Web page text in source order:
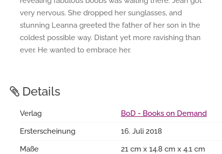
very nervous. She dropped her sunglasses, and
stunning Leanna greeted the father of her son in the
coldest possible way. Distant yet more ravishing than
ever. He wanted to embrace her.
Details
Verlag
BoD - Books on Demand
Ersterscheinung
16. Juli 2018
Maße
21 cm x 14.8 cm x 4.1 cm